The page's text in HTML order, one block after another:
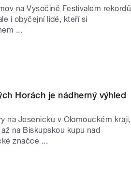
na Vysočině Festivalem rekordů
i obyčejní lidé, kteří si
...
Horách je nádherný výhled
na Jesenicku v Olomouckém kraji,
na Biskupskou kupu nad
značce ...